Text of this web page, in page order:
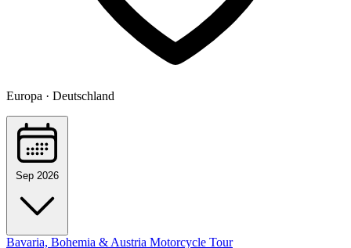
Europa · Deutschland
Sep 2026
Bavaria, Bohemia & Austria Motorcycle Tour